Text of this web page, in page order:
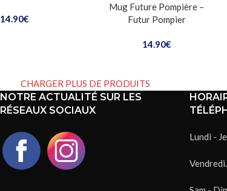
14.90€
Mug Future Pompière –
Futur Pompier
14.90€
CHARGER PLUS DE PRODUITS
NOTRE ACTUALITÉ SUR LES
RÉSEAUX SOCIAUX
Lundi -